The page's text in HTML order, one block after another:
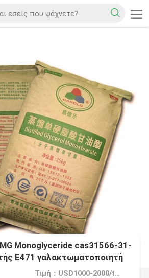
Monoglyceride cas31566-31-
E471 γαλακτωματοποιητή
Τιμή：USD1000-2000/ton